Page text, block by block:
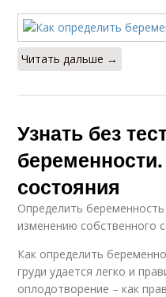
Читать дальше →
Узнать без
состояния
Определить
изменению собственного
Как определить
груди удается легко и
оплодотворение – как